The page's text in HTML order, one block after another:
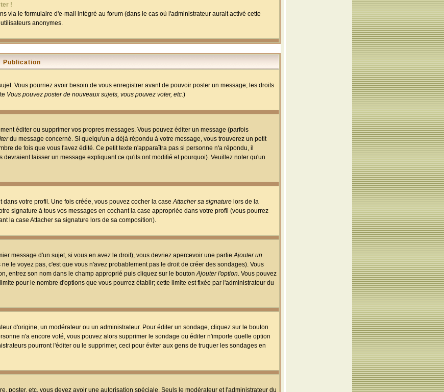
!
via le formulaire d'e-mail intégré au forum (dans le cas où l'administrateur aurait activé cette
anonymes.
Publication
Vous pourriez avoir besoin de vous enregistrer avant de pouvoir poster un message; les droits
Vous pouvez poster de nouveaux sujets, vous pouvez voter, etc.)
éditer ou supprimer vos propres messages. Vous pouvez éditer un message (parfois
du message concerné. Si quelqu'un a déjà répondu à votre message, vous trouverez un petit
de fois que vous l'avez édité. Ce petit texte n'apparaîtra pas si personne n'a répondu, il
laisser un message expliquant ce qu'ils ont modifié et pourquoi). Veuillez noter qu'un
votre profil. Une fois créée, vous pouvez cocher la caseAttacher sa signature lors de la
signature à tous vos messages en cochant la case appropriée dans votre profil (vous pourrez
la case Attacher sa signature lors de sa composition).
message d'un sujet, si vous en avez le droit), vous devriez apercevoir une partieAjouter un
le voyez pas, c'est que vous n'avez probablement pas le droit de créer des sondages). Vous
entrez son nom dans le champ approprié puis cliquez sur le boutonAjouter l'option. Vous pouvez
pour le nombre d'options que vous pourrez établir; cette limite est fixée par l'administrateur du
d'origine, un modérateur ou un administrateur. Pour éditer un sondage, cliquez sur le bouton
n'a encore voté, vous pouvez alors supprimer le sondage ou éditer n'importe quelle option
pourront l'éditer ou le supprimer, ceci pour éviter aux gens de truquer les sondages en
poster, etc. vous devez avoir une autorisation spéciale. Seuls le modérateur et l'administrateur du